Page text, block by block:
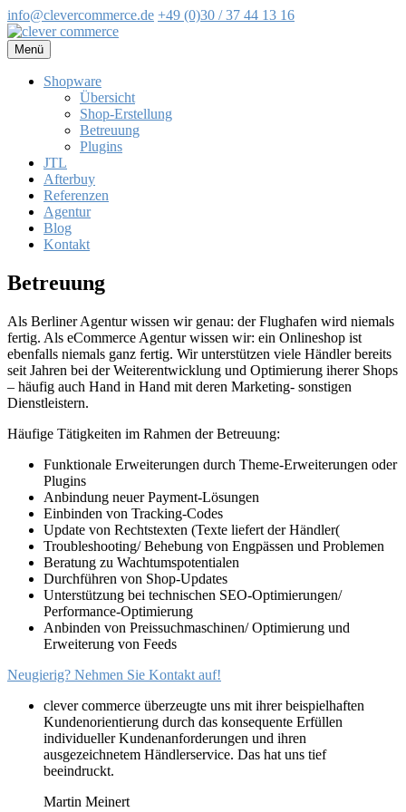
info@clevercommerce.de +49 (0)30 / 37 44 13 16
Zum
Inhalt
springen
Menü
Shopware
Übersicht
Shop-Erstellung
Betreuung
Plugins
JTL
Afterbuy
Referenzen
Agentur
Blog
Kontakt
Betreuung
Als Berliner Agentur wissen wir genau: der Flughafen wird niemals
fertig. Als eCommerce Agentur wissen wir: ein Onlineshop ist
ebenfalls niemals ganz fertig. Wir unterstützen viele Händler bereits
seit Jahren bei der Weiterentwicklung und Optimierung iherer Shops
– häufig auch Hand in Hand mit deren Marketing- sonstigen
Dienstleistern.
Häufige Tätigkeiten im Rahmen der Betreuung:
Funktionale Erweiterungen durch Theme-Erweiterungen oder
Plugins
Anbindung neuer Payment-Lösungen
Einbinden von Tracking-Codes
Update von Rechtstexten (Texte liefert der Händler(
Troubleshooting/ Behebung von Engpässen und Problemen
Beratung zu Wachtumspotentialen
Durchführen von Shop-Updates
Unterstützung bei technischen SEO-Optimierungen/
Performance-Optimierung
Anbinden von Preissuchmaschinen/ Optimierung und
Erweiterung von Feeds
Neugierig? Nehmen Sie Kontakt auf!
clever commerce überzeugte uns mit ihrer beispielhaften
Kundenorientierung durch das konsequente Erfüllen
individueller Kundenanforderungen und ihren
ausgezeichnetem Händlerservice. Das hat uns tief
beeindruckt.
Martin Meinert